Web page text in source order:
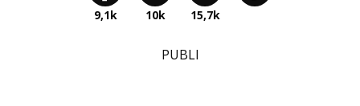
9,1k 10k 15,7k
PUBLI